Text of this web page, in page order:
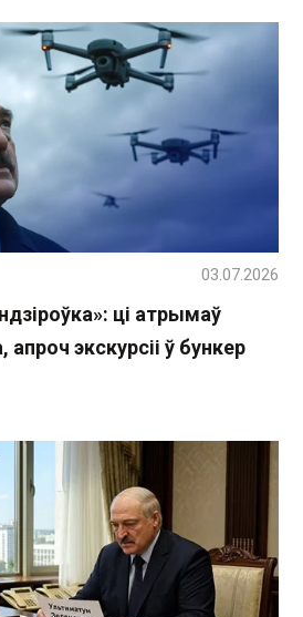
ці атрымаў
экскурсіі ў бункер
03.07.2026